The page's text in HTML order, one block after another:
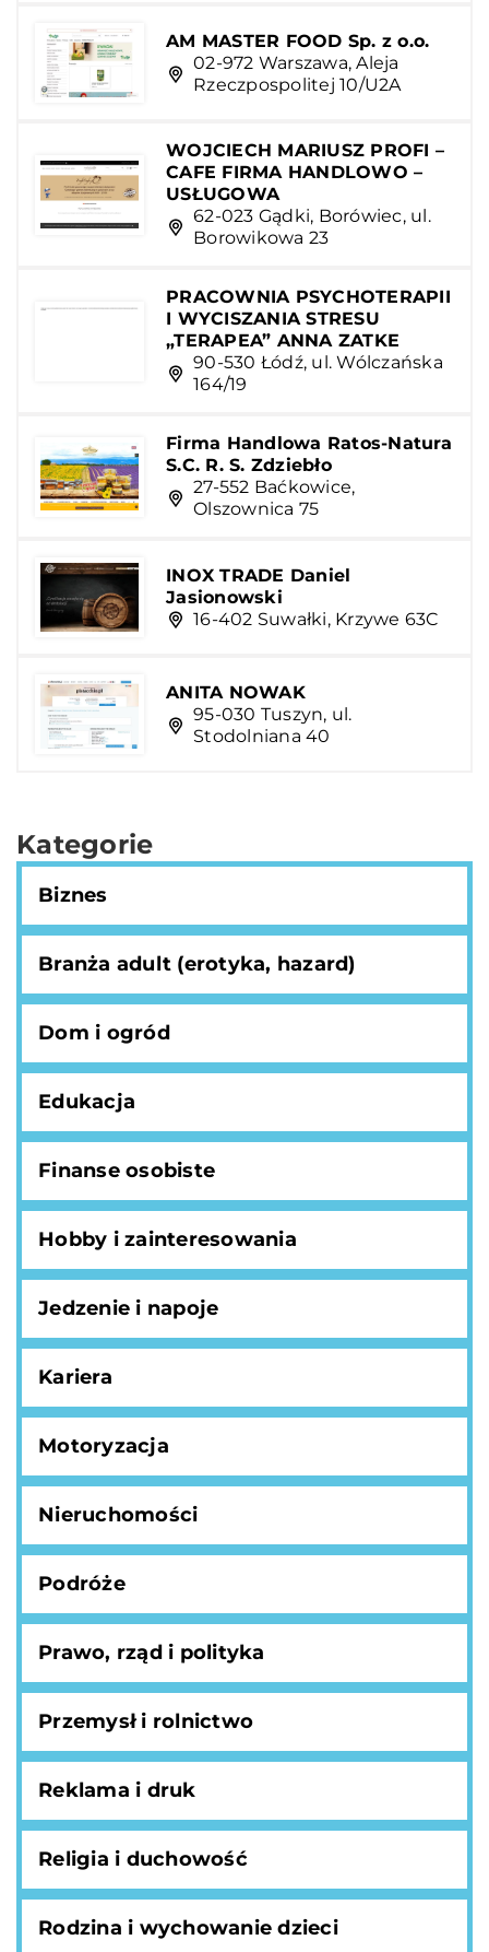
AM MASTER FOOD Sp. z o.o.
02-972 Warszawa, Aleja
Rzeczpospolitej 10/U2A
WOJCIECH MARIUSZ PROFI –
CAFE FIRMA HANDLOWO –
USŁUGOWA
62-023 Gądki, Borówiec, ul.
Borowikowa 23
PRACOWNIA PSYCHOTERAPII
I WYCISZANIA STRESU
„TERAPEA” ANNA ZATKE
90-530 Łódź, ul. Wólczańska
164/19
Firma Handlowa Ratos-Natura
S.C. R. S. Zdziebło
27-552 Baćkowice,
Olszownica 75
INOX TRADE Daniel
Jasionowski
16-402 Suwałki, Krzywe 63C
ANITA NOWAK
95-030 Tuszyn, ul.
Stodolniana 40
Kategorie
Biznes
Branża adult (erotyka, hazard)
Dom i ogród
Edukacja
Finanse osobiste
Hobby i zainteresowania
Jedzenie i napoje
Kariera
Motoryzacja
Nieruchomości
Podróże
Prawo, rząd i polityka
Przemysł i rolnictwo
Reklama i druk
Religia i duchowość
Rodzina i wychowanie dzieci